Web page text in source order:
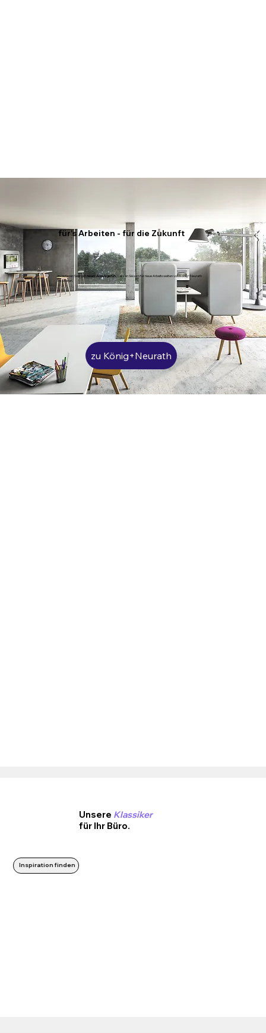
für's Arbeiten - für die Zukunft
Investieren Sie in einneues Arbeitsgefühl. Lassen Sie sich für neue Arbeitswelten von König+Neurath
inspirieren.
zu König+Neurath
Unsere Klassiker
für Ihr Büro.
Inspiration finden